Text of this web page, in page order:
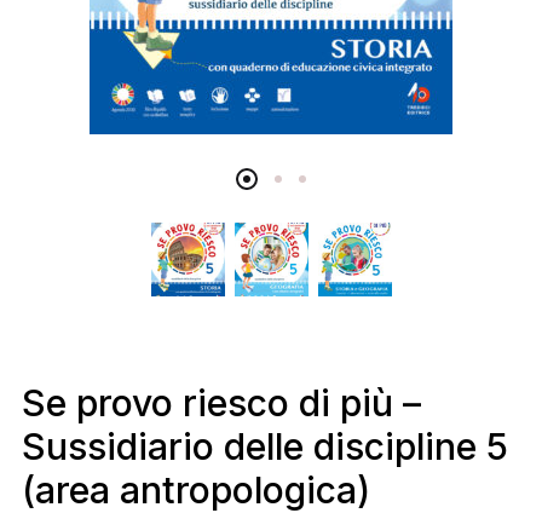
Se provo riesco di più –
Sussidiario delle discipline 5
(area antropologica)